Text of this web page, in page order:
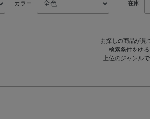
カラー 在庫
お探しの商品が見
検索条件をゆる
上位のジャンル